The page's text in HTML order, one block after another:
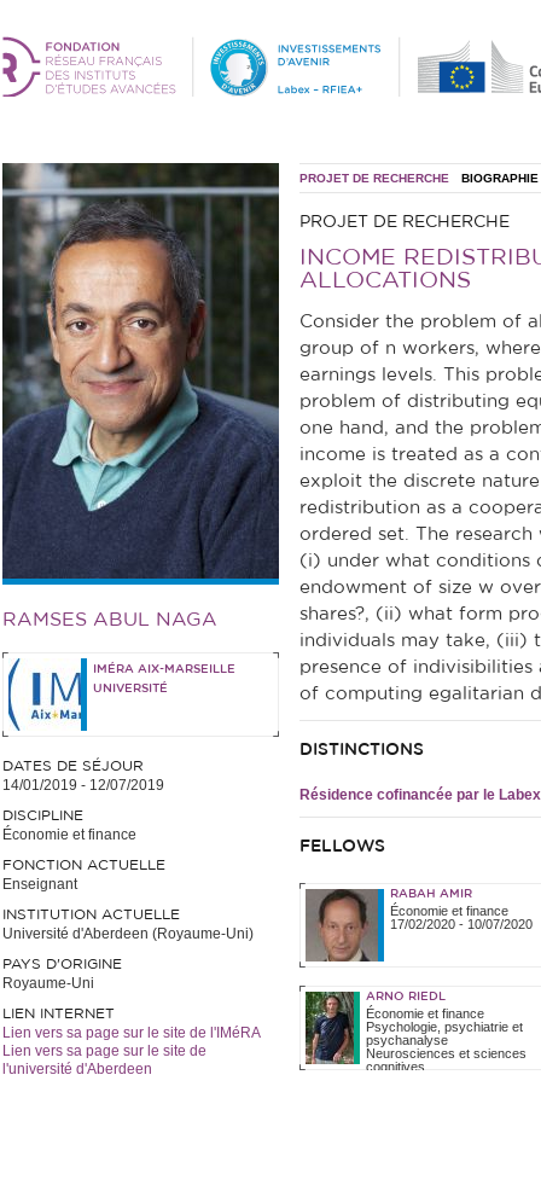
RAMSES ABUL NAGA
IMÉRA AIX-MARSEILLE
UNIVERSITÉ
DATES DE SÉJOUR
14/01/2019 - 12/07/2019
DISCIPLINE
Économie et finance
FONCTION ACTUELLE
Enseignant
INSTITUTION ACTUELLE
Université d'Aberdeen (Royaume-Uni)
PAYS D'ORIGINE
Royaume-Uni
LIEN INTERNET
Lien vers sa page sur le site de l'IMéRA
Lien vers sa page sur le site de
l'université d'Aberdeen
PROJET DE RECHERCHE BIOGRAPHIE
PROJET DE RECHERCHE
INCOME
ALLOCATIONS
Consider the problem of
group of n workers,
earnings levels. This
problem of distributing
one hand, and the
income is treated as a
exploit the discrete
redistribution as a
ordered set. The
(i) under what conditions
endowment of size w
shares?, (ii) what form
individuals may take, (iii)
presence of
of computing egalitarian
DISTINCTIONS
Résidence cofinancée par le
FELLOWS
RABAH AMIR
Économie et finance
17/02/2020- 10/07/2020
ARNO RIEDL
Économie et finance
Psychologie, psychiatrie et
psychanalyse
Neurosciences et sciences
cognitives